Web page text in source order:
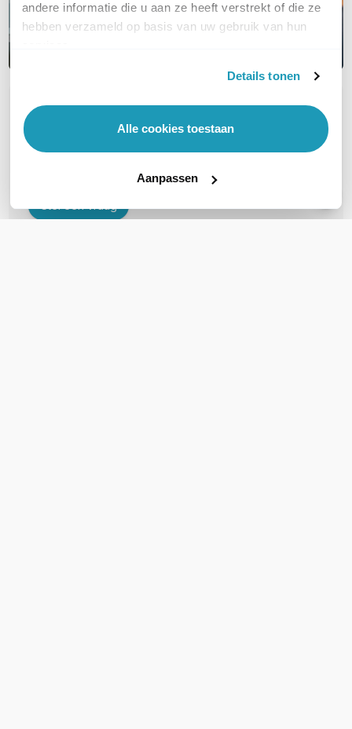
andere informatie die u aan ze heeft verstrekt of die ze
hebben verzameld op basis van uw gebruik van hun
Details tonen
Alle cookies toestaan
Aanpassen
OVER DIT PRODUCT
Veelgestelde vragen
Geen vragen gevonden